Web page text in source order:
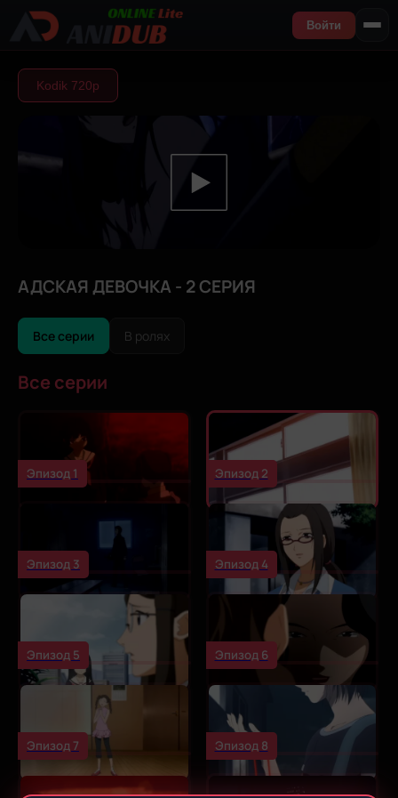
Войти
Kodik 720р
АДСКАЯ ДЕВОЧКА - 2 СЕРИЯ
Все серии В ролях
Все серии
Эпизод 1 Эпизод 2
Эпизод 3 Эпизод 4
Эпизод 5 Эпизод 6
Эпизод 7 Эпизод 8